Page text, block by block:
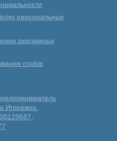
cookie
рекламных
персональных
Игоревна.